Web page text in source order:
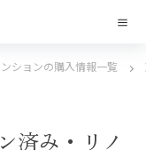
ションの購入情報一覧
済み・リノ